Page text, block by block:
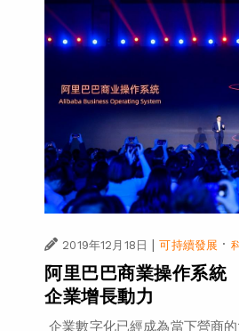
2019年12月18日 | 可持續發展 ·
阿里巴巴商業操作系
企業增長動力
企業數字化已經成為當下營商